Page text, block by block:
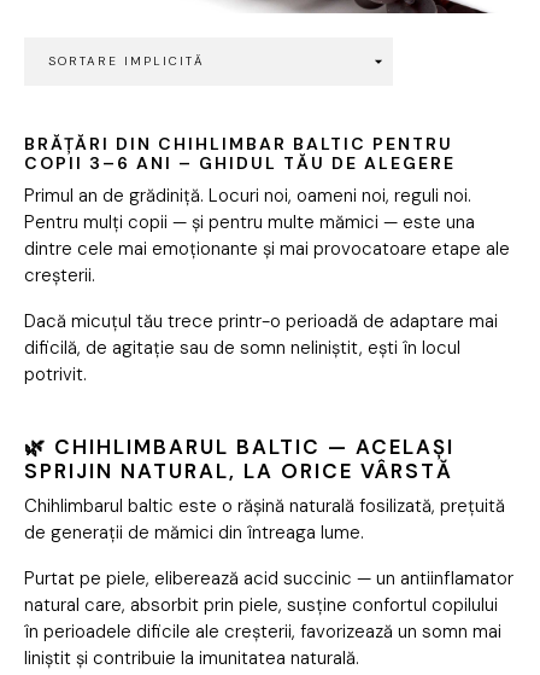
BRĂȚĂRI DIN CHIHLIMBAR BALTIC PENTRU
COPII 3–6 ANI – GHIDUL TĂU DE ALEGERE
Primul an de grădiniță. Locuri noi, oameni noi, reguli noi.
Pentru mulți copii — și pentru multe mămici — este una
dintre cele mai emoționante și mai provocatoare etape ale
creșterii.
Dacă micuțul tău trece printr-o perioadă de adaptare mai
dificilă, de agitație sau de somn neliniștit, ești în locul
potrivit.
🌿 CHIHLIMBARUL BALTIC — ACELAȘI
SPRIJIN NATURAL, LA ORICE VÂRSTĂ
Chihlimbarul baltic este o rășină naturală fosilizată, prețuită
de generații de mămici din întreaga lume.
Purtat pe piele, eliberează acid succinic — un antiinflamator
natural care, absorbit prin piele, susține confortul copilului
în perioadele dificile ale creșterii, favorizează un somn mai
liniștit și contribuie la imunitatea naturală.